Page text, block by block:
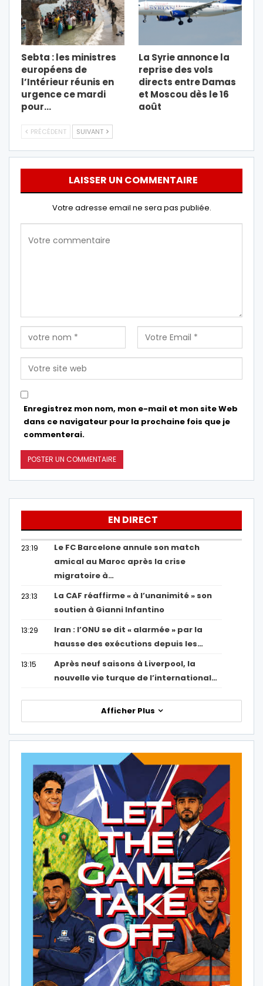
Sebta : les ministres
européens de
l’Intérieur réunis en
urgence ce mardi
pour…
La Syrie annonce la
reprise des vols
directs entre Damas
et Moscou dès le 16
août
PRÉCÉDENT SUIVANT
LAISSER UN COMMENTAIRE
Votre adresse email ne sera pas publiée.
Enregistrez mon nom, mon e-mail et mon site Web
dans ce navigateur pour la prochaine fois que je
commenterai.
EN DIRECT
23:19
Le FC Barcelone annule son match
amical au Maroc après la crise
migratoire à…
23:13
La CAF réaffirme « à l’unanimité » son
soutien à Gianni Infantino
13:29
Iran : l’ONU se dit « alarmée » par la
hausse des exécutions depuis les…
13:15
Après neuf saisons à Liverpool, la
nouvelle vie turque de l’international…
Afficher Plus